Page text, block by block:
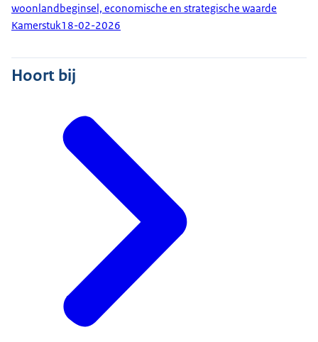
woonlandbeginsel, economische en strategische waarde
Kamerstuk18-02-2026
Hoort bij